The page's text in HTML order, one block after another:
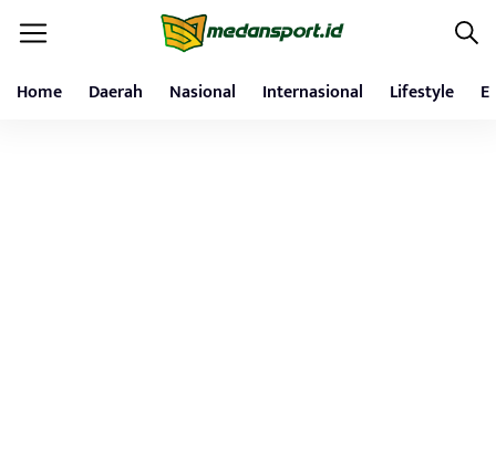
Home Daerah Nasional Internasional Lifestyle